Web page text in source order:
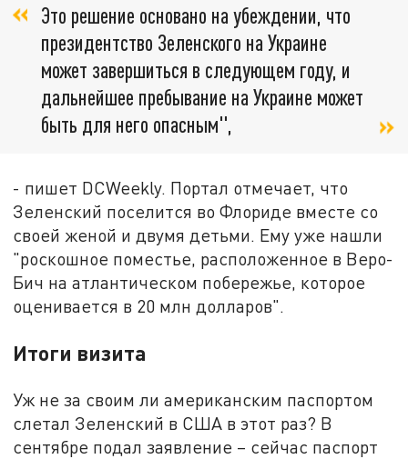
Это решение основано на убеждении, что
президентство Зеленского на Украине
может завершиться в следующем году, и
дальнейшее пребывание на Украине может
быть для него опасным",
- пишет DCWeekly. Портал отмечает, что
Зеленский поселится во Флориде вместе со
своей женой и двумя детьми. Ему уже нашли
"роскошное поместье, расположенное в Веро-
Бич на атлантическом побережье, которое
оценивается в 20 млн долларов".
Итоги визита
Уж не за своим ли американским паспортом
слетал Зеленский в США в этот раз? В
сентябре подал заявление – сейчас паспорт